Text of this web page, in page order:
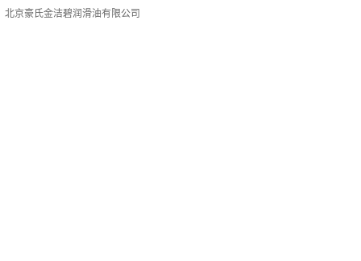
北京豪氏金洁碧润滑油有限公司